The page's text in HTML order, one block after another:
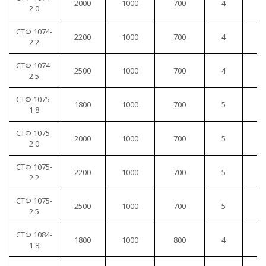
2.0
2000 1000 700 4
СТФ 1074-
2.2
2200 1000 700 4
СТФ 1074-
2.5
2500 1000 700 4
СТФ 1075-
1.8
1800 1000 700 5
СТФ 1075-
2.0
2000 1000 700 5
СТФ 1075-
2.2
2200 1000 700 5
СТФ 1075-
2.5
2500 1000 700 5
СТФ 1084-
1.8
1800 1000 800 4